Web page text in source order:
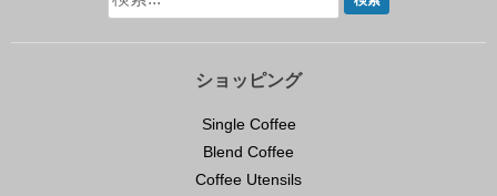
ショッピング
Single Coffee
Blend Coffee
Coffee Utensils